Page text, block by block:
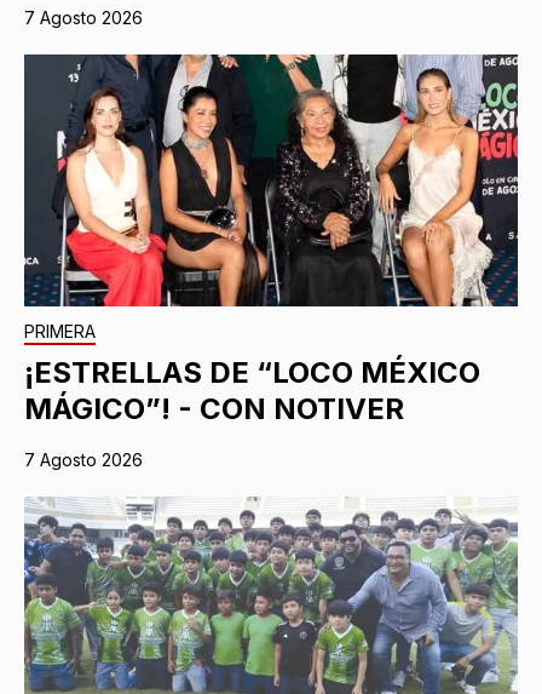
7 Agosto 2026
PRIMERA
¡ESTRELLAS DE “LOCO MÉXICO
MÁGICO”! - CON NOTIVER
7 Agosto 2026